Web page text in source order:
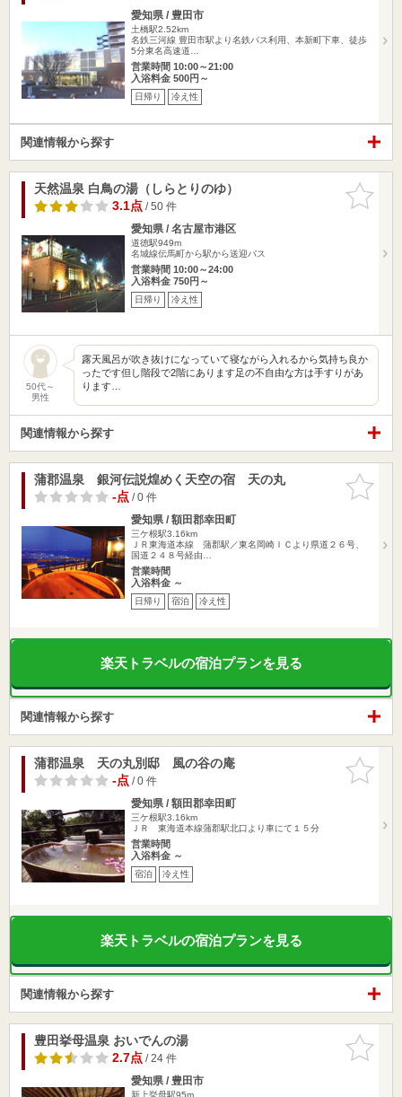
愛知県 / 豊田市
土橋駅2.52km
名鉄三河線 豊田市駅より名鉄バス利用、本新町下車、徒歩
5分東名高速道…
営業時間 10:00～21:00
入浴料金 500円～
日帰り 冷え性
関連情報から探す
お気に入
りに追加
天然温泉 白鳥の湯（しらとりのゆ）
3.1点/ 50 件
愛知県 / 名古屋市港区
道徳駅949m
名城線伝馬町から駅から送迎バス
営業時間 10:00～24:00
入浴料金 750円～
日帰り 冷え性
50代～
男性
露天風呂が吹き抜けになっていて寝ながら入れるから気持ち良か
ったです但し階段で2階にあります足の不自由な方は手すりがあ
ります…
関連情報から探す
お気に入
りに追加
蒲郡温泉 銀河伝説煌めく天空の宿 天の丸
-点/ 0 件
愛知県 / 額田郡幸田町
三ケ根駅3.16km
ＪＲ東海道本線 蒲郡駅／東名岡崎ＩＣより県道２６号、
国道２４８号経由…
営業時間
入浴料金 ～
日帰り 宿泊 冷え性
楽天トラベルの宿泊プランを見る
関連情報から探す
お気に入
りに追加
蒲郡温泉 天の丸別邸 風の谷の庵
-点/ 0 件
愛知県 / 額田郡幸田町
三ケ根駅3.16km
ＪＲ 東海道本線蒲郡駅北口より車にて１５分
営業時間
入浴料金 ～
宿泊 冷え性
楽天トラベルの宿泊プランを見る
関連情報から探す
お気に入
りに追加
豊田挙母温泉 おいでんの湯
2.7点/ 24 件
愛知県 / 豊田市
新上挙母駅95m